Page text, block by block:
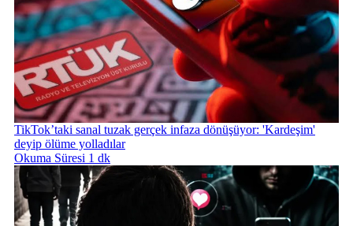
TikTok’taki sanal tuzak gerçek infaza dönüşüyor: 'Kardeşim'
deyip ölüme yolladılar
Okuma Süresi 1 dk